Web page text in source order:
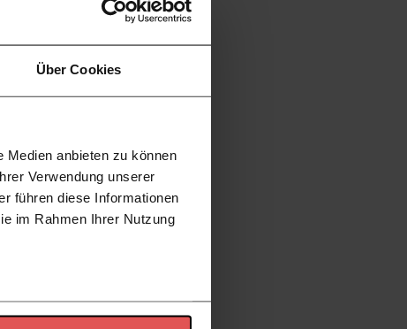
Über Cookies
Medien anbieten zu können
Verwendung unserer
führen diese Informationen
im Rahmen Ihrer Nutzung